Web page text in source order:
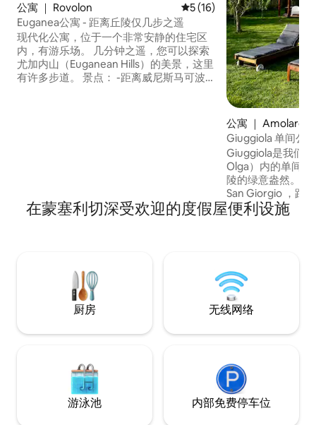
公寓 ｜ Rovolon 平均评分 5 分（满分 5 分）
5 (16)
Euganea公寓 - 距离丘陵仅几步之遥
现代化公寓，位于一个非常安静的住宅区
内，有游乐场。 几分钟之遥，您可以探索
尤加内山（Euganean Hills）的美景，这里
有许多步道。 景点： -距离威尼斯马可波
公寓 ｜ Amolaro
Giuggiola 单间公
Giuggiola是我们
Olga）内的单间
陵的绿意盎然。
San Giorgio ，距
Este、Monselice
和Padua仅几分钟
说，这里是理想的
步行和骑自行车的
在蒙塞利切深受欢迎的度假屋便利设施
厨房 无线网络
游泳池 内部免费停车位